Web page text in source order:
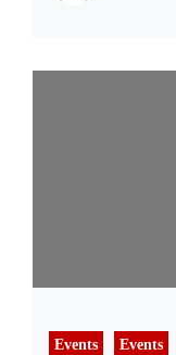
Events Events